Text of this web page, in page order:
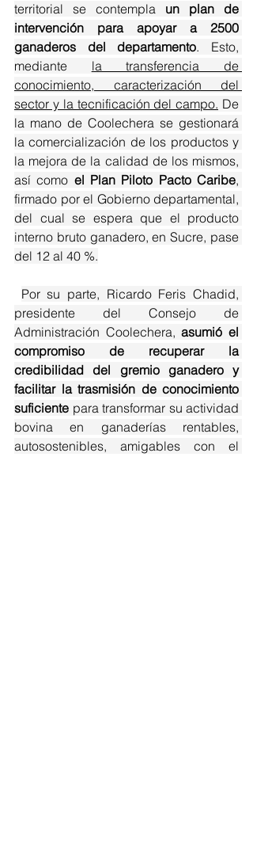
territorial se contempla un plan de
intervención para apoyar a 2500
ganaderos del departamento. Esto,
mediante la transferencia de
conocimiento, caracterización del
sector y la tecnificación del campo. De
la mano de Coolechera se gestionará
la comercialización de los productos y
la mejora de la calidad de los mismos,
así como el Plan Piloto Pacto Caribe,
firmado por el Gobierno departamental,
del cual se espera que el producto
interno bruto ganadero, en Sucre, pase
del 12 al 40 %.
Por su parte, Ricardo Feris Chadid,
presidente del Consejo de
Administración Coolechera, asumió el
compromiso de recuperar la
credibilidad del gremio ganadero y
facilitar la trasmisión de conocimiento
suficiente para transformar su actividad
bovina en ganaderías rentables,
autosostenibles, amigables con el